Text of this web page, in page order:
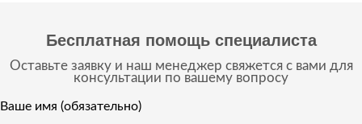
Бесплатная помощь специалиста
Оставьте заявку и наш менеджер свяжется с вами для
консультации по вашему вопросу
Ваше имя (обязательно)